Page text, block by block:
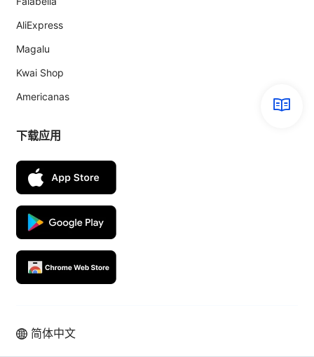
AliExpress
Magalu
Kwai Shop
Americanas
下载应用
简体中文